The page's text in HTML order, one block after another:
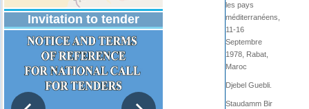
Invitation to tender
les pays
méditerranéens,
11-16
Septembre
1978, Rabat,
Maroc
Djebel Guebli.
Staudamm Bir